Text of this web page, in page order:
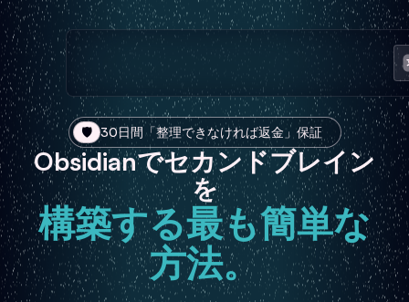
🛡️ 30日間「整理できなければ返金」保証
Obsidianでセカンドブレイン
を
構築する最も簡単な
方法。